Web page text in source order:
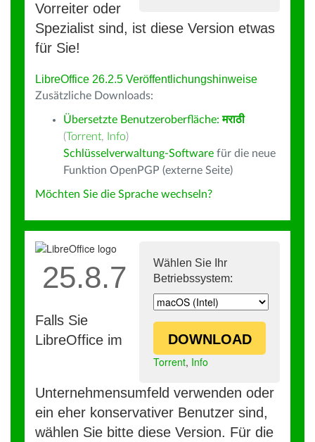
Vorreiter oder
Spezialist sind, ist diese Version etwas
für Sie!
LibreOffice 26.2.5 Veröffentlichungshinweise
Zusätzliche Downloads:
Übersetzte Benutzeroberfläche:मराठी
(Torrent, Info)
Schlüsselverwaltung-Software für die neue
Funktion OpenPGP (externe Seite)
Möchten Sie die Sprache wechseln?
Wählen Sie Ihr
Betriebssystem:
DOWNLOAD
Torrent, Info
25.8.7
Falls Sie
LibreOffice im
Unternehmensumfeld verwenden oder
ein eher konservativer Benutzer sind,
wählen Sie bitte diese Version. Für die